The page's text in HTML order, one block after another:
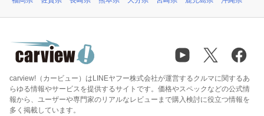
carview!（カービュー）はLINEヤフー株式会社が運営するクルマに関するあ
らゆる情報やサービスを提供するサイトです。価格やスペックなどの公式情
報から、ユーザーや専門家のリアルなレビューまで購入検討に役立つ情報を
多く掲載しています。